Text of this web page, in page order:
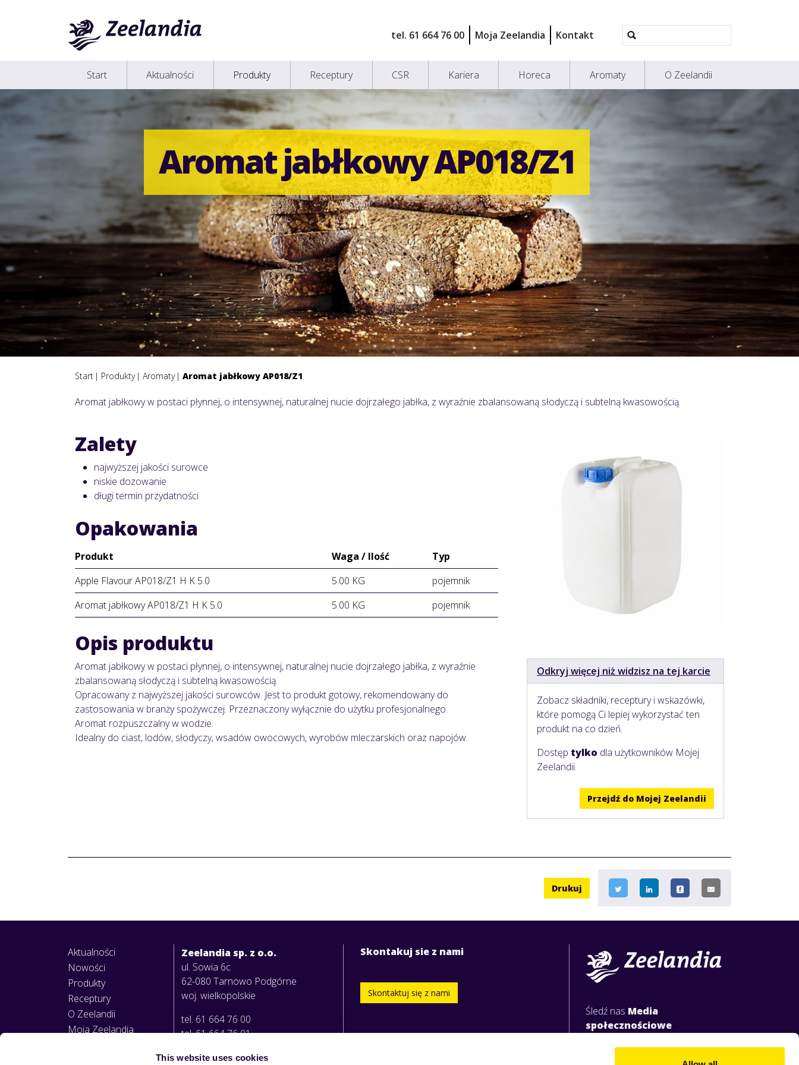
This website uses cookies
tel. 61 664 76 00 Moja Zeelandia Kontakt
Wyszukiwanie
Zaawansowane...
Start Aktualności Produkty Receptury CSR Kariera Horeca Aromaty O Zeelandii
Aromat jabłkowy AP018/Z1
Start Produkty Aromaty Aromat jabłkowy AP018/Z1
Aromat jabłkowy w postaci płynnej, o intensywnej, naturalnej nucie dojrzałego jabłka, z wyraźnie zbalansowaną słodyczą i subtelną kwasowością.
Zalety
najwyższej jakości surowce
niskie dozowanie
długi termin przydatności
Opakowania
Produkt Waga / Ilość
Typ
Apple Flavour AP018/Z1 H K 5.0
5.00 KG
pojemnik
Aromat jabłkowy AP018/Z1 H K 5.0
5.00 KG pojemnik
Opis produktu
Aromat jabłkowy w postaci płynnej, o intensywnej, naturalnej nucie dojrzałego jabłka, z wyraźnie
zbalansowaną słodyczą i subtelną kwasowością.
Opracowany z najwyższej jakości surowców. Jest to produkt gotowy, rekomendowany do
zastosowania w branży spożywczej. Przeznaczony wyłącznie do użytku profesjonalnego.
Aromat rozpuszczalny w wodzie.
Idealny do ciast, lodów, słodyczy, wsadów owocowych, wyrobów mleczarskich oraz napojów.
Odkryj więcej niż widzisz na tej karcie
Zobacz składniki, receptury i wskazówki,
które pomogą Ci lepiej wykorzystać ten
produkt na co dzień.
Dostęp tylko dla użytkowników Mojej
Zeelandii.
Przejdź do Mojej Zeelandii
Drukuj
Aktualności
Nowości
Produkty
Receptury
O Zeelandii
Moja Zeelandia
Zeelandia sp. z o.o.
ul. Sowia 6c
62-080 Tarnowo Podgórne
woj. wielkopolskie
tel. 61 664 76 00
tel. 61 664 76 01
info@zeelandia.pl
Skontakuj sie z nami
Skontaktuj się z nami
Śledź nas Media
społecznościowe